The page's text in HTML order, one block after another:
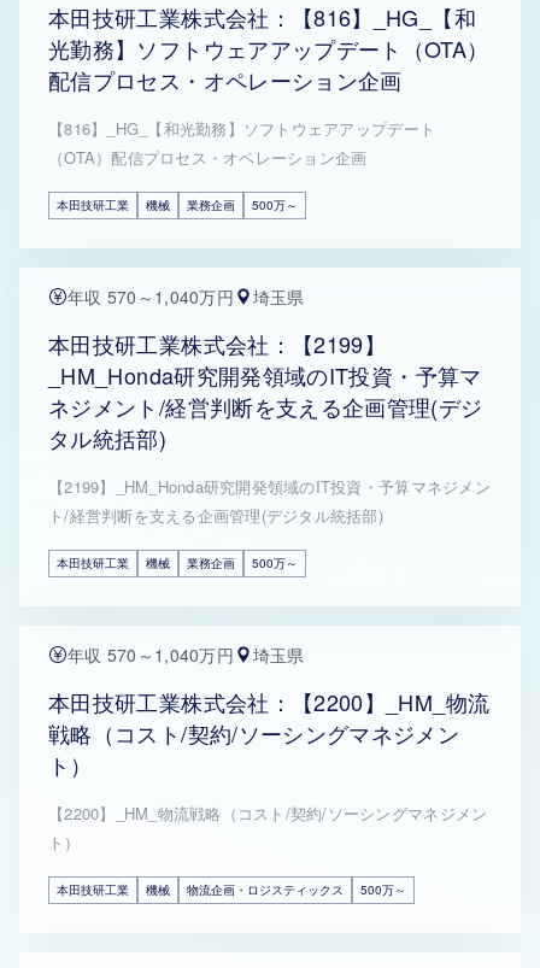
本田技研工業株式会社：【816】_HG_【和
光勤務】ソフトウェアアップデート（OTA）
配信プロセス・オペレーション企画
【816】_HG_【和光勤務】ソフトウェアアップデート
（OTA）配信プロセス・オペレーション企画
本田技研工業 機械 業務企画 500万～
年収 570～1,040万円 埼玉県
本田技研工業株式会社：【2199】
_HM_Honda研究開発領域のIT投資・予算マ
ネジメント/経営判断を支える企画管理(デジ
タル統括部)
【2199】_HM_Honda研究開発領域のIT投資・予算マネジメン
ト/経営判断を支える企画管理(デジタル統括部)
本田技研工業 機械 業務企画 500万～
年収 570～1,040万円 埼玉県
本田技研工業株式会社：【2200】_HM_物流
戦略（コスト/契約/ソーシングマネジメン
ト）
【2200】_HM_物流戦略（コスト/契約/ソーシングマネジメン
ト）
本田技研工業 機械 物流企画・ロジスティックス 500万～